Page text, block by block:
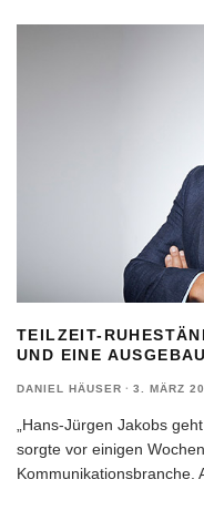
TEILZEIT-
UND EINE
DANIEL HÄUSER · 3. MÄRZ
„Hans-Jürgen Jakobs
sorgte vor einigen
Kommunikationsbranche.